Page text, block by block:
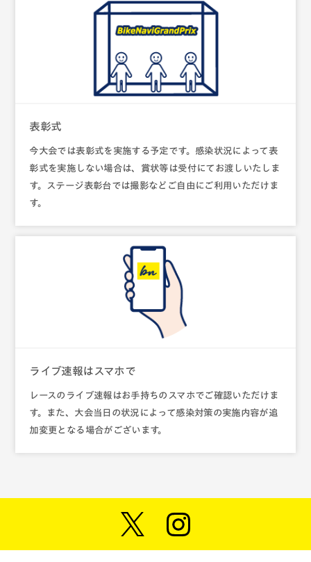
表彰式
今大会では表彰式を実施する予定です。感染状況によって表
彰式を実施しない場合は、賞状等は受付にてお渡しいたしま
す。ステージ表彰台では撮影などご自由にご利用いただけま
す。
ライブ速報はスマホで
レースのライブ速報はお手持ちのスマホでご確認いただけま
す。また、大会当日の状況によって感染対策の実施内容が追
加変更となる場合がございます。